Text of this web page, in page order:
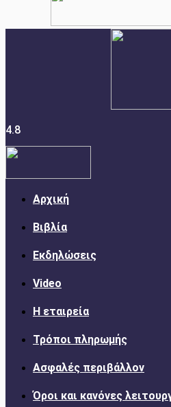
4.8
Αρχική
Βιβλία
Εκδηλώσεις
Video
Η εταιρεία
Τρόποι πληρωμής
Ασφαλές περιβάλλον
Όροι και κανόνες